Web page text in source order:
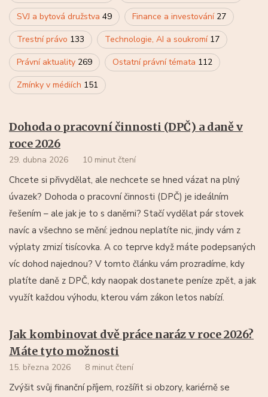
SVJ a bytová družstva 49 Finance a investování 27
Trestní právo 133 Technologie, AI a soukromí 17
Právní aktuality 269 Ostatní právní témata 112
Zmínky v médiích 151
Dohoda o pracovní činnosti (DPČ) a daně v
roce 2026
29. dubna 2026 10 minut čtení
Chcete si přivydělat, ale nechcete se hned vázat na plný
úvazek? Dohoda o pracovní činnosti (DPČ) je ideálním
řešením – ale jak je to s daněmi? Stačí vydělat pár stovek
navíc a všechno se mění: jednou neplatíte nic, jindy vám z
výplaty zmizí tisícovka. A co teprve když máte podepsaných
víc dohod najednou? V tomto článku vám prozradíme, kdy
platíte daně z DPČ, kdy naopak dostanete peníze zpět, a jak
využít každou výhodu, kterou vám zákon letos nabízí.
Jak kombinovat dvě práce naráz v roce 2026?
Máte tyto možnosti
15. března 2026 8 minut čtení
Zvýšit svůj finanční příjem, rozšířit si obzory, kariérně se